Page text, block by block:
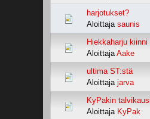
harjotukset?
Aloittaja saunis
Hiekkaharju kiinni
Aloittaja Aake
ultima ST:stä
Aloittaja jarva
KyPakin
Aloittaja KyPak